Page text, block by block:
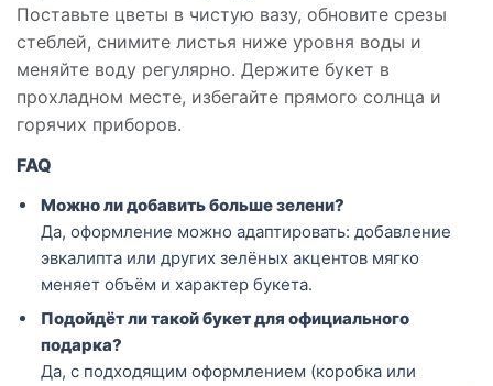
Поставьте цветы в чистую вазу, обновите срезы
стеблей, снимите листья ниже уровня воды и
меняйте воду регулярно. Держите букет в
прохладном месте, избегайте прямого солнца и
горячих приборов.
FAQ
Можно ли добавить больше зелени?
Да, оформление можно адаптировать: добавление
эвкалипта или других зелёных акцентов мягко
меняет объём и характер букета.
Подойдёт ли такой букет для официального
подарка?
Да, с подходящим оформлением (коробка или